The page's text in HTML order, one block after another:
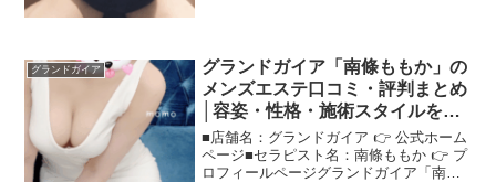
グランドガイア
グランドガイア「南條ももか」の
メンズエステ口コミ・評判まとめ
│容姿・性格・施術スタイルを詳
しく紹介！
■店舗名：グランドガイア 👉 公式ホーム
ページ■セラピスト名：南條ももか 👉 プ
ロフィールページグランドガイア「南條